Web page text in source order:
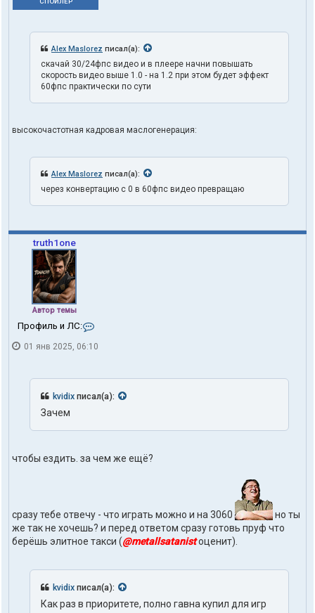
Alex Maslorez писал(а):
скачай 30/24фпс видео и в плеере начни повышать
скорость видео выше 1.0 - на 1.2 при этом будет эффект
60фпс практически по сути
высокочастотная кадровая маслогенерация:
Alex Maslorez писал(а):
через конвертацию с 0 в 60фпс видео превращаю
truth1one
Автор темы
Профиль и ЛС:
н
к
т
ы
з
е
л
я
u
t
1
01 янв 2025, 06:10
kvidix писал(а):
Зачем
чтобы ездить. за чем же ещё?
сразу тебе отвечу - что играть можно и на 3060
но ты
же так не хочешь? и перед ответом сразу готовь пруф что
берёшь элитное такси (@metallsatanistоценит).
kvidix писал(а):
Как раз в приоритете, полно гавна купил для игр